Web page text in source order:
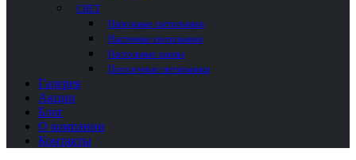
СВЕТ
Напольные светильники
Настенные светильники
Настольные лампы
Потолочные светильники
Галерея
Акции
Блог
О компании
Контакты